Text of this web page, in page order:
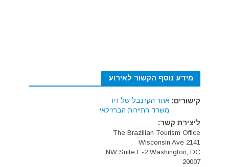
מידע נוסף הקשור לאירוע
קישורים: אתר הקרנבל של ריו
משרד התיירות הברזילאי
ליצירת קשר:
The Brazilian Tourism Office
2141 Wisconsin Ave
NW Suite E-2 Washington, DC
20007